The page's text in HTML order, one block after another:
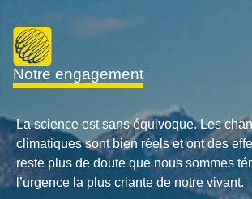
notre engagement
La science est sans équivoque. Les
climatiques sont bien réels et ont des
reste plus de doute que nous sommes
l’urgence la plus criante de notre vivant.